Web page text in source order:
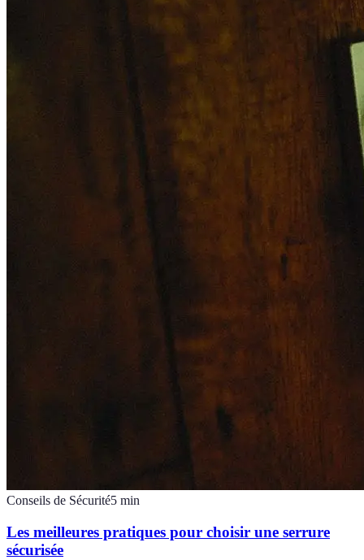
Conseils de Sécurité5 min
Les meilleures pratiques pour choisir une serrure
sécurisée